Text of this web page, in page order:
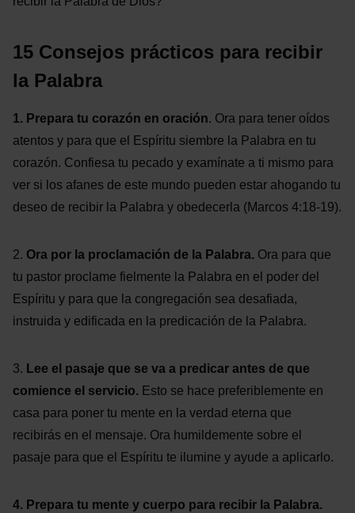
15 Consejos prácticos para recibir
la Palabra
1. Prepara tu corazón en oración. Ora para tener oídos
atentos y para que el Espíritu siembre la Palabra en tu
corazón. Confiesa tu pecado y examínate a ti mismo para
ver si los afanes de este mundo pueden estar ahogando tu
deseo de recibir la Palabra y obedecerla (Marcos 4:18-19).
2. Ora por la proclamación de la Palabra. Ora para que
tu pastor proclame fielmente la Palabra en el poder del
Espíritu y para que la congregación sea desafiada,
instruida y edificada en la predicación de la Palabra.
3. Lee el pasaje que se va a predicar antes de que
comience el servicio. Esto se hace preferiblemente en
casa para poner tu mente en la verdad eterna que
recibirás en el mensaje. Ora humildemente sobre el
pasaje para que el Espíritu te ilumine y ayude a aplicarlo.
4. Prepara tu mente y cuerpo para recibir la Palabra.